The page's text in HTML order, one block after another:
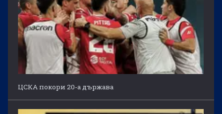
ЦСКА покори 20-а държава